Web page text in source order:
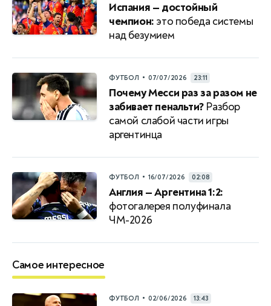
Испания — достойный
чемпион: это победа системы
над безумием
ФУТБОЛ • 07/07/2026 23:11
Почему Месси раз за разом не
забивает пенальти?Разбор
самой слабой части игры
аргентинца
ФУТБОЛ • 16/07/2026 02:08
Англия — Аргентина 1:2:
фотогалерея полуфинала
ЧМ-2026
Самое интересное
ФУТБОЛ • 02/06/2026 13:43